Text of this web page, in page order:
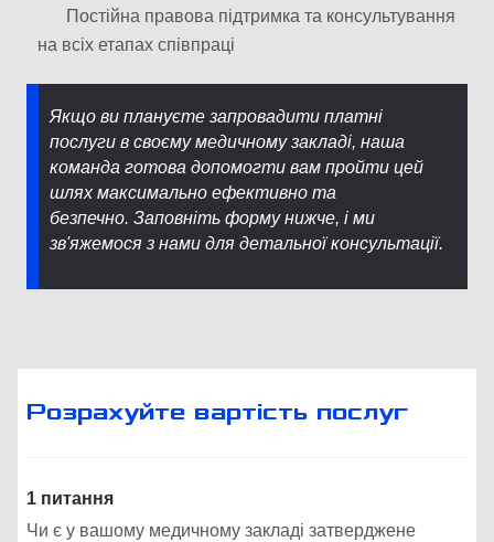
Постійна правова підтримка та консультування
на всіх етапах співпраці
Якщо ви плануєте запровадити платні
послуги в своєму медичному закладі, наша
команда готова допомогти вам пройти цей
шлях максимально ефективно та
безпечно. Заповніть форму нижче, і ми
зв'яжемося з нами для детальної консультації.
Розрахуйте вартість послуг
1 питання
Чи є у вашому медичному закладі затверджене